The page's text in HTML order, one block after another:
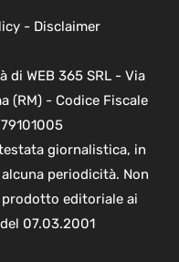
- Disclaimer
WEB 365 SRL - Via
(RM) - Codice Fiscale
giornalistica, in
periodicità. Non
editoriale ai
07.03.2001